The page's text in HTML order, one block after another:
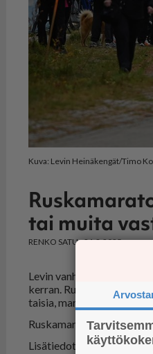
Kuva: Levin Heinäkengät/Timo
tai muita
RENKO SATU 21.8.2025
Le­vin van­hin ja ra­kas­te­tuin
ker­ran. Rus­ka­ma­ta­ron
tai­sia, ma­ra­ton tie­ten­kin
Rus­ka­ma­ra­ton
Li­sä­tie­dot: